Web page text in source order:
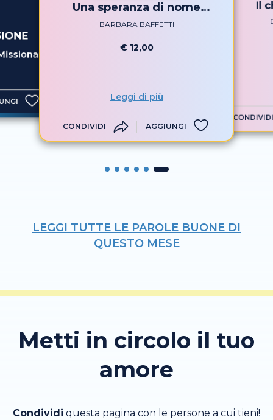
Una speranza di nome
Chiara
BARBARA BAFFETTI
€ 12,00
Leggi di più
CONDIVIDI AGGIUNGI
Il
CONDIVIDI
LEGGI TUTTE LE PAROLE BUONE DI
QUESTO MESE
Metti in circolo il tuo
amore
Condividi questa pagina con le persone a cui tieni!